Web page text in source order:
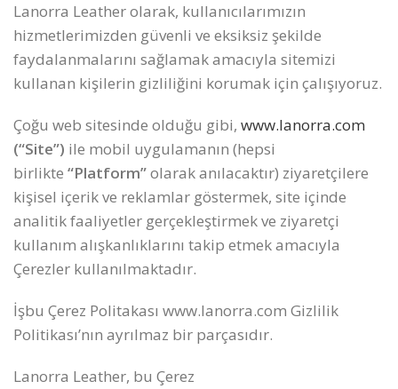
Lanorra Leather olarak, kullanıcılarımızın
hizmetlerimizden güvenli ve eksiksiz şekilde
faydalanmalarını sağlamak amacıyla sitemizi
kullanan kişilerin gizliliğini korumak için çalışıyoruz.
Çoğu web sitesinde olduğu gibi, www.lanorra.com
(“Site”) ile mobil uygulamanın (hepsi
birlikte “Platform”olarak anılacaktır) ziyaretçilere
kişisel içerik ve reklamlar göstermek, site içinde
analitik faaliyetler gerçekleştirmek ve ziyaretçi
kullanım alışkanlıklarını takip etmek amacıyla
Çerezler kullanılmaktadır.
İşbu Çerez Politakası www.lanorra.com Gizlilik
Politikası’nın ayrılmaz bir parçasıdır.
Lanorra Leather, bu Çerez